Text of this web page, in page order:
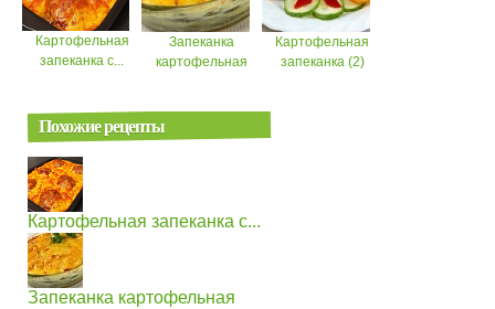
Картофельная
запеканка с...
Запеканка
картофельная
Картофельная
запеканка (2)
Похожие рецепты
Картофельная запеканка с...
Запеканка картофельная